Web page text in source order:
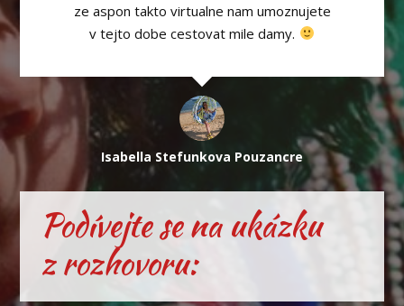
ze aspon takto virtualne nam umoznujete
v tejto dobe cestovat mile damy.
Isabella Stefunkova Pouzancre
Podívejte se na ukázku
z rozhovoru: